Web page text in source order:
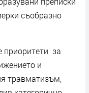
съобразно
приоритети за
и
травматизъм,